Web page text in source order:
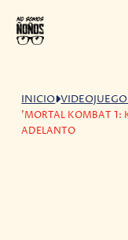
INICIO
'MORTAL KOMBAT 1:
ADELANTO